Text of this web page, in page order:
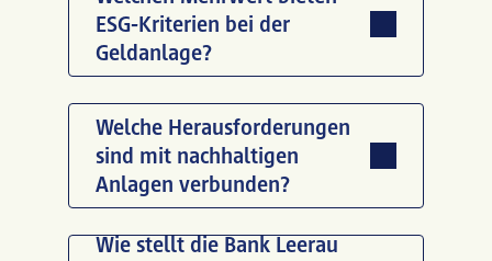
ESG steht für Environmental
(Umwelt), Social (Soziales) und
(Unternehmensführung). Diese
Kriterien ergänzen die klassische
Finanzanalyse um Aspekte der
ganzheitlich zu bewerten.
ESG-Kriterien bei der
Geldanlage?
Die Berücksichtigung von ESG-
Kriterien kann dazu beitragen,
nachhaltige Entwicklungen zu
Welche Herausforderungen
sind mit nachhaltigen
Anlagen verbunden?
Wie stellt die Bank Leerau